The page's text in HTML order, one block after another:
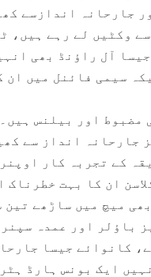
جارحانہ اندازسے
وکٹیں لے رہے ہیں،
آل راﺅنڈ بھی
سیمی فائنل میں ان
اور بیلنس
جارحانہ انداز سے
کے تجربہ کار
ان کا بہت خطرناک
میچ میں ساڑھے
باﺅلر اور عمدہ سپنر۔
کانوائے جیسا
ایک بونس ہارڈ ہٹر